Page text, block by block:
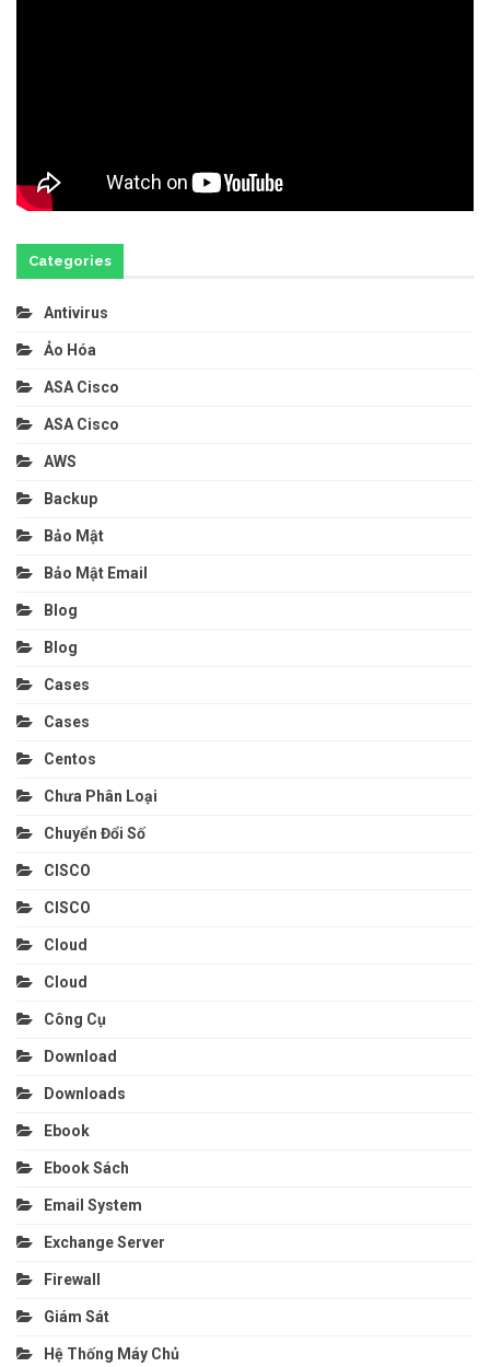
Categories
Antivirus
Ảo Hóa
ASA Cisco
ASA Cisco
AWS
Backup
Bảo Mật
Bảo Mật Email
Blog
Blog
Cases
Cases
Centos
Chưa Phân Loại
Chuyển Đổi Số
CISCO
CISCO
Cloud
Cloud
Công Cụ
Download
Downloads
Ebook
Ebook Sách
Email System
Exchange Server
Firewall
Giám Sát
Hệ Thống Máy Chủ